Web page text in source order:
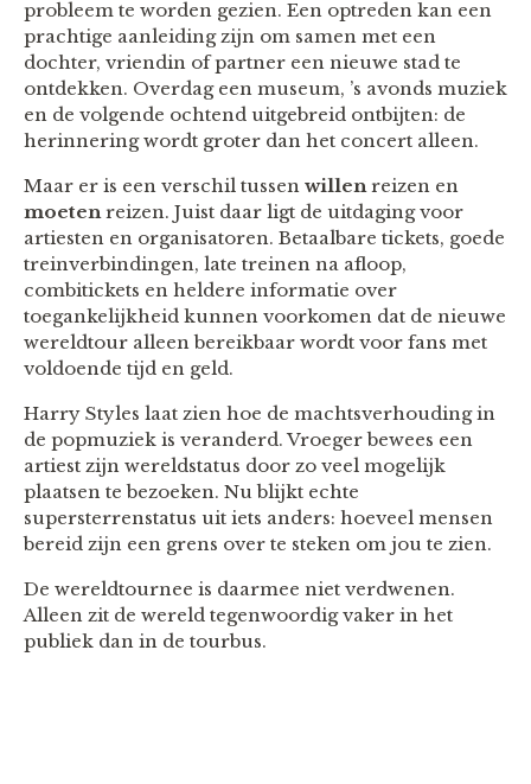
probleem te worden gezien. Een optreden kan een
prachtige aanleiding zijn om samen met een
dochter, vriendin of partner een nieuwe stad te
ontdekken. Overdag een museum, ’s avonds muziek
en de volgende ochtend uitgebreid ontbijten: de
herinnering wordt groter dan het concert alleen.
Maar er is een verschil tussen willenreizen en
moetenreizen. Juist daar ligt de uitdaging voor
artiesten en organisatoren. Betaalbare tickets, goede
treinverbindingen, late treinen na afloop,
combitickets en heldere informatie over
toegankelijkheid kunnen voorkomen dat de nieuwe
wereldtour alleen bereikbaar wordt voor fans met
voldoende tijd en geld.
Harry Styles laat zien hoe de machtsverhouding in
de popmuziek is veranderd. Vroeger bewees een
artiest zijn wereldstatus door zo veel mogelijk
plaatsen te bezoeken. Nu blijkt echte
supersterrenstatus uit iets anders: hoeveel mensen
bereid zijn een grens over te steken om jou te zien.
De wereldtournee is daarmee niet verdwenen.
Alleen zit de wereld tegenwoordig vaker in het
publiek dan in de tourbus.